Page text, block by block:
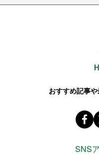
おすすめ記事
SNS